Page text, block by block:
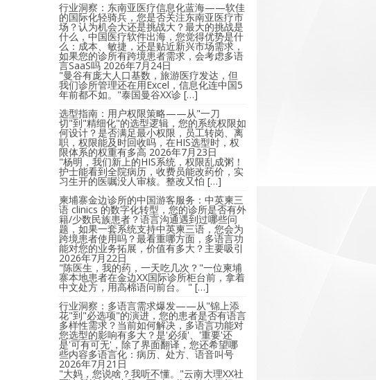
行业洞察：东南亚医疗信息化蓝海——软佳
的国际化轻骑兵，您是否关注东南亚医疗市
场？认为机会大还是挑战大？最大的挑战是
什么，中国医疗软件出海，您觉得优势是什
么：成本、敏捷，还是贴近新兴市场需求，
如果您的诊所有跨境患者需求，会考虑多语
言SaaS吗 2026年7月24日
"曼谷有庞大人口基数，旅游医疗发达，但
我们诊所管理还在用Excel，信息化连中国5
年前都不如。"泰国曼谷XX诊 […]
选型指南：用户权限策略——从"一刀
切"到"精细化"的选型逻辑，您的系统权限如
何设计？是否满足最小权限，员工转岗、离
职，权限能及时回收吗，在HIS选型时，权
限体系的权重有多高 2026年7月23日
"杨明，我们新上的HIS系统，权限乱成粥！
护士能看到全院病历，收费员能改药价，实
习生开的医嘱没人审核。整改又怕 […]
柬埔寨金边诊所的中国游客服务：中英柬三
语 clinics 的数字化转型，您的诊所是否有外
籍/少数民族患者？语言沟通遇到过哪些问
题，如果一套系统支持中英柬三语，您会为
跨境患者使用吗？最看重哪方面，多语言功
能对您的业务拓展，价值有多大？主要吸引
2026年7月22日
"陈医生，我的药，一天吃几次？"一位柬埔
寨本地患者在金边XX国际诊所柜台前，拿着
中文处方，用高棉语问前台。 " […]
行业洞察：多语言需求爆发——从"锦上添
花"到"必选项"的演进，您的患者是否有语言
多样性需求？当前如何解决，多语言功能对
您选型的影响有多大？是'必须'、'重要'还
是'可有可无'，除了界面翻译，您还希望哪
些内容多语言化：病历、处方、语音叫号
2026年7月21日
"大妈，您说啥？我听不懂。"云南大理XX社